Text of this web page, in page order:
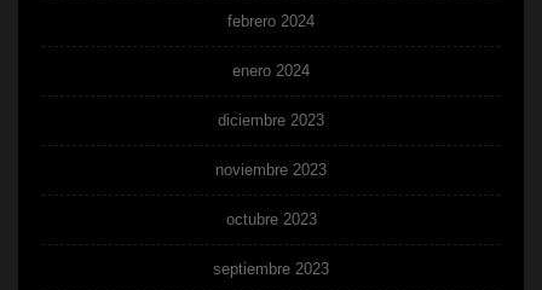
febrero 2024
enero 2024
diciembre 2023
noviembre 2023
octubre 2023
septiembre 2023